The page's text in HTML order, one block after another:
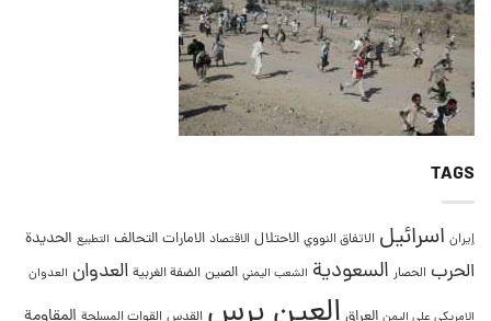
TAGS
إيران اسرائيل الاتفاق النووي الاحتلال الاقتصاد الامارات التحالف التطبيع الحديدة
الحرب الحصار السعودية الشعب اليمني الصين الضفة الغربية العدوان العدوان